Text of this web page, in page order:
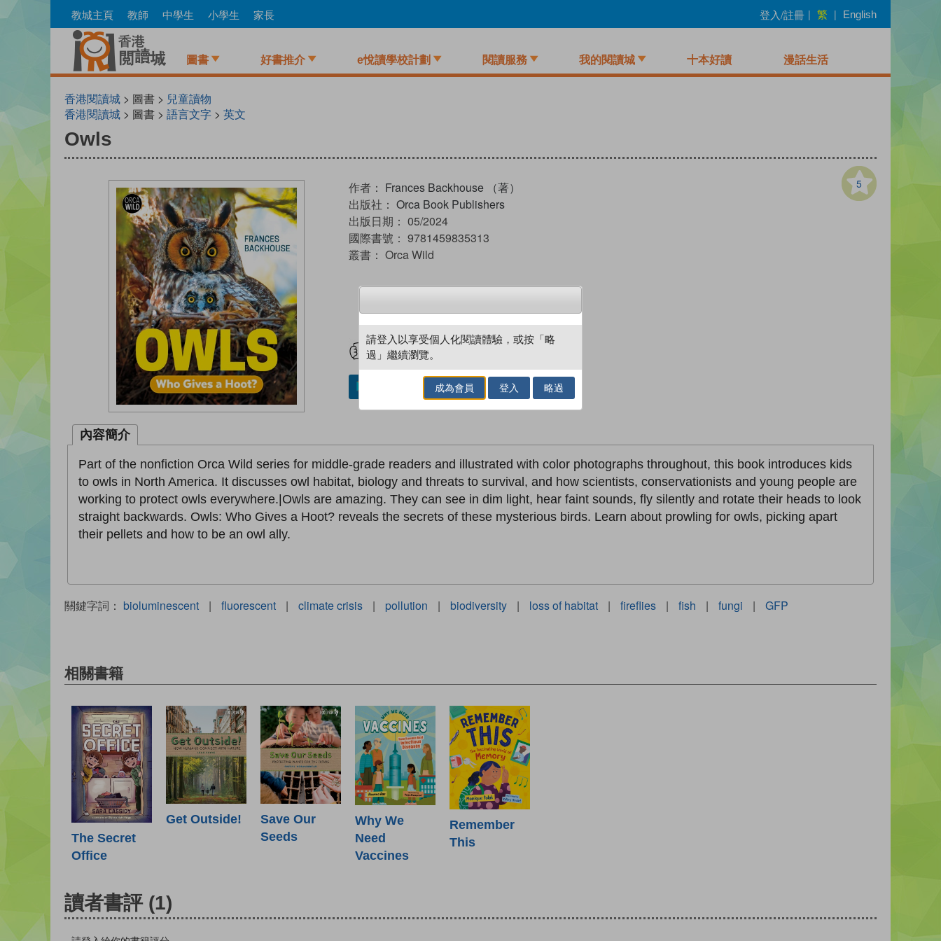
to
教城主頁 教師 中學生 小學生 家長 登入/註冊 | 繁 | English
圖書 好書推介 e悅讀學校計劃 閱讀服務 我的閱讀城 十本好讀 漫話生活
香港閱讀城 > 圖書 > 兒童讀物
香港閱讀城 > 圖書 > 語言文字 > 英文
Owls
5
作者： Frances Backhouse （著）
出版社： Orca Book Publishers
出版日期： 05/2024
國際書號： 9781459835313
叢書： Orca Wild
試閲 加入閱讀紀錄
加入／閱讀電子書
內容簡介
Part of the nonfiction Orca Wild series for middle-grade readers and illustrated with color photographs throughout, this book introduces kids
to owls in North America. It discusses owl habitat, biology and threats to survival, and how scientists, conservationists and young people are
working to protect owls everywhere.|Owls are amazing. They can see in dim light, hear faint sounds, fly silently and rotate their heads to look
straight backwards. Owls: Who Gives a Hoot? reveals the secrets of these mysterious birds. Learn about prowling for owls, picking apart
their pellets and how to be an owl ally.
關鍵字詞： bioluminescent | fluorescent | climate crisis | pollution | biodiversity | loss of habitat | fireflies | fish | fungi | GFP
相關書籍
The Secret
Office
Get Outside!
Save Our
Seeds
Why We
Need
Vaccines
Remember
This
讀者書評 (1)
請登入以享受個人化閱讀體驗，或按「略
過」繼續瀏覽。
成為會員 登入 略過